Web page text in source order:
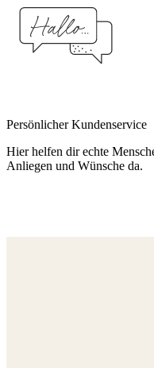
Persönlicher Kundenservice
Hier helfen dir echte
Anliegen und Wünsche da.